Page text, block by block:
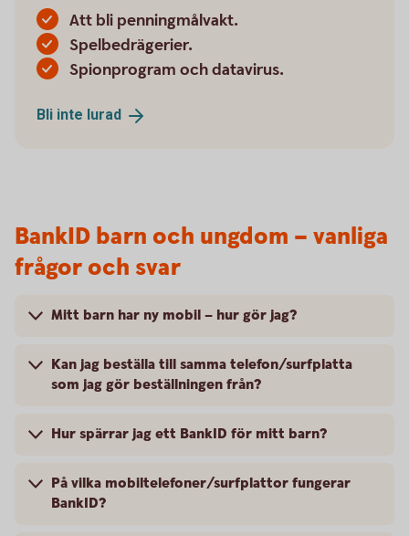
Att bli penningmålvakt.
Spelbedrägerier.
Spionprogram och datavirus.
Bli inte lurad
BankID barn och ungdom – vanliga
frågor och svar
Mitt barn har ny mobil – hur gör jag?
Kan jag beställa till samma telefon/surfplatta
som jag gör beställningen från?
Hur spärrar jag ett BankID för mitt barn?
På vilka mobiltelefoner/surfplattor fungerar
BankID?